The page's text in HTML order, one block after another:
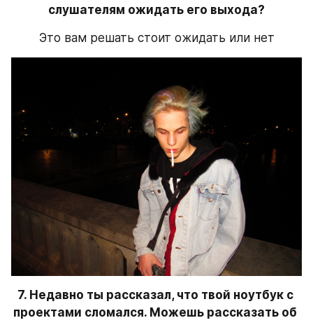
слушателям ожидать его выхода?
Это вам решать стоит ожидать или нет
7. Недавно ты рассказал, что твой ноутбук с
проектами сломался. Можешь рассказать об